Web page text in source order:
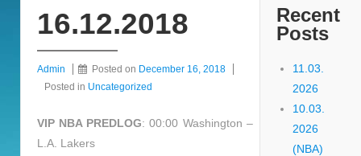
16.12.2018
Admin Posted on December 16, 2018
Posted in Uncategorized
VIP NBA PREDLOG: 00:00 Washington –
L.A. Lakers
Recent
Posts
11.03.
2026
10.03.
2026
(NBA)